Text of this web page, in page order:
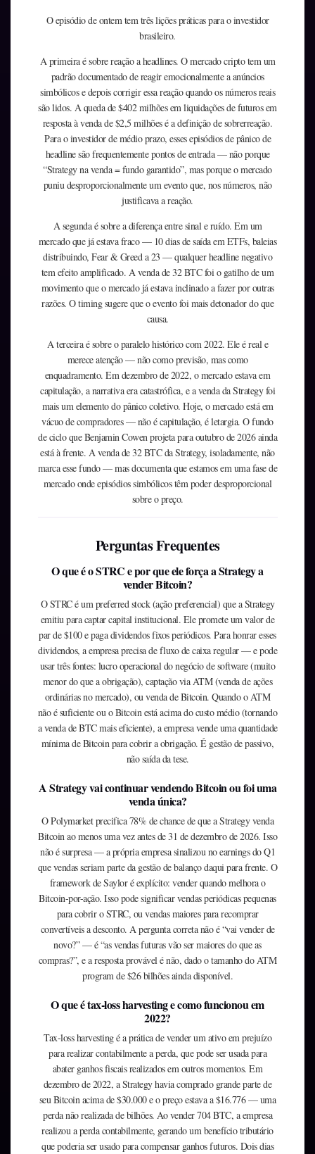
O episódio de ontem tem três lições práticas para o investidor
brasileiro.
A primeira é sobre reação a headlines. O mercado cripto tem um
padrão documentado de reagir emocionalmente a anúncios
simbólicos e depois corrigir essa reação quando os números reais
são lidos. A queda de $402 milhões em liquidações de futuros em
resposta à venda de $2,5 milhões é a definição de sobrerreação.
Para o investidor de médio prazo, esses episódios de pânico de
headline são frequentemente pontos de entrada — não porque
“Strategy na venda = fundo garantido”, mas porque o mercado
puniu desproporcionalmente um evento que, nos números, não
justificava a reação.
A segunda é sobre a diferença entre sinal e ruído. Em um
mercado que já estava fraco — 10 dias de saída em ETFs, baleias
distribuindo, Fear & Greed a 23 — qualquer headline negativo
tem efeito amplificado. A venda de 32 BTC foi o gatilho de um
movimento que o mercado já estava inclinado a fazer por outras
razões. O timing sugere que o evento foi mais detonador do que
causa.
A terceira é sobre o paralelo histórico com 2022. Ele é real e
merece atenção — não como previsão, mas como
enquadramento. Em dezembro de 2022, o mercado estava em
capitulação, a narrativa era catastrófica, e a venda da Strategy foi
mais um elemento do pânico coletivo. Hoje, o mercado está em
vácuo de compradores — não é capitulação, é letargia. O fundo
de ciclo que Benjamin Cowen projeta para outubro de 2026 ainda
está à frente. A venda de 32 BTC da Strategy, isoladamente, não
marca esse fundo — mas documenta que estamos em uma fase de
mercado onde episódios simbólicos têm poder desproporcional
sobre o preço.
Perguntas Frequentes
O que é o STRC e por que ele força a Strategy a
vender Bitcoin?
O STRC é um preferred stock (ação preferencial) que a Strategy
emitiu para captar capital institucional. Ele promete um valor de
par de $100 e paga dividendos fixos periódicos. Para honrar esses
dividendos, a empresa precisa de fluxo de caixa regular — e pode
usar três fontes: lucro operacional do negócio de software (muito
menor do que a obrigação), captação via ATM (venda de ações
ordinárias no mercado), ou venda de Bitcoin. Quando o ATM
não é suficiente ou o Bitcoin está acima do custo médio (tornando
a venda de BTC mais eficiente), a empresa vende uma quantidade
mínima de Bitcoin para cobrir a obrigação. É gestão de passivo,
não saída da tese.
A Strategy vai continuar vendendo Bitcoin ou foi uma
venda única?
O Polymarket precifica 78% de chance de que a Strategy venda
Bitcoin ao menos uma vez antes de 31 de dezembro de 2026. Isso
não é surpresa — a própria empresa sinalizou no earnings do Q1
que vendas seriam parte da gestão de balanço daqui para frente. O
framework de Saylor é explícito: vender quando melhora o
Bitcoin-por-ação. Isso pode significar vendas periódicas pequenas
para cobrir o STRC, ou vendas maiores para recomprar
convertíveis a desconto. A pergunta correta não é “vai vender de
novo?” — é “as vendas futuras vão ser maiores do que as
compras?”, e a resposta provável é não, dado o tamanho do ATM
program de $26 bilhões ainda disponível.
O que é tax-loss harvesting e como funcionou em
2022?
Tax-loss harvesting é a prática de vender um ativo em prejuízo
para realizar contabilmente a perda, que pode ser usada para
abater ganhos fiscais realizados em outros momentos. Em
dezembro de 2022, a Strategy havia comprado grande parte de
seu Bitcoin acima de $30.000 e o preço estava a $16.776 — uma
perda não realizada de bilhões. Ao vender 704 BTC, a empresa
realizou a perda contabilmente, gerando um benefício tributário
que poderia ser usado para compensar ganhos futuros. Dois dias